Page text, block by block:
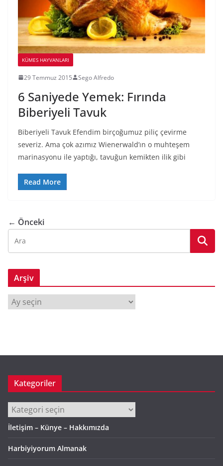
KÜMES HAYVANLARI
29 Temmuz 2015 Sego Alfredo
6 Saniyede Yemek: Fırında
Biberiyeli Tavuk
Biberiyeli Tavuk Efendim birçoğumuz piliç çevirme
severiz. Ama çok azımız Wienerwald’ın o muhteşem
marinasyonu ile yaptığı, tavuğun kemikten ilik gibi
Read More
← Önceki
Arşiv
r
Kategoriler
Kategoriler
İletişim – Künye – Hakkımızda
Harbiyiyorum Almanak